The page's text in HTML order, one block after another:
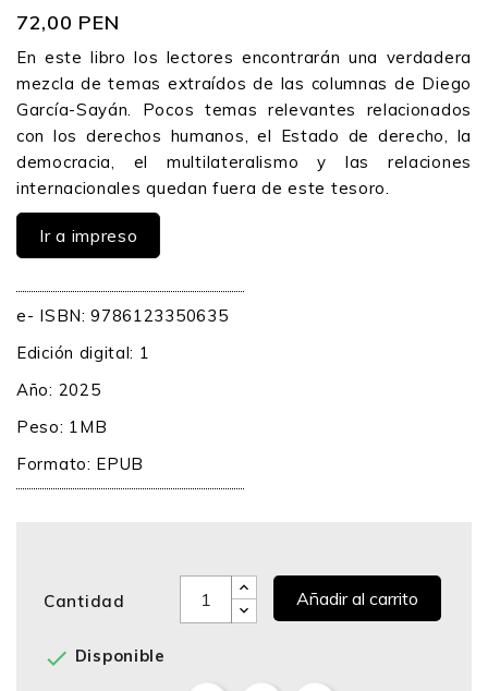
72,00 PEN
En este libro los lectores encontrarán una verdadera
mezcla de temas extraídos de las columnas de Diego
García-Sayán. Pocos temas relevantes relacionados
con los derechos humanos, el Estado de derecho, la
democracia, el multilateralismo y las relaciones
internacionales quedan fuera de este tesoro.
Ir a impreso
e- ISBN: 9786123350635
Edición digital: 1
Año: 2025
Peso: 1MB
Formato: EPUB
Cantidad Añadir al carrito
 Disponible